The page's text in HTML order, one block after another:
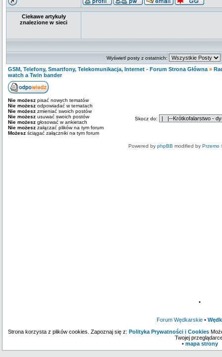
Ciekawe artykuły
znalezione w sieci
Wyświetl posty z ostatnich:
GSM, Telefony, Smartfony, Telekomunikacja, Internet - Forum Strona Główna »
watch a Twin bander
Nie możesz pisać nowych tematów
Nie możesz odpowiadać w tematach
Nie możesz zmieniać swoich postów
Nie możesz usuwać swoich postów
Nie możesz głosować w ankietach
Nie możesz załączać plików na tym forum
Możesz ściągać załączniki na tym forum
Skocz do:
Powered by phpBB modified by Przemo
•
Forum Wędkarskie•
Strona korzysta z plików cookies. Zapoznaj się z: Polityka Prywatności i Cookies
Twojej
• mapa strony